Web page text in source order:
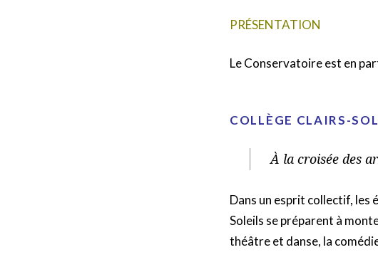
PRÉSENTATION
Le Conservatoire est en
COLLÈGE CLAIRS-
À la croisée des
Dans un esprit collectif, les
Soleils se préparent à
théâtre et danse, la